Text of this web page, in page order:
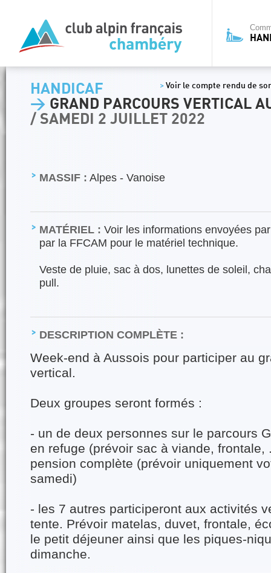
> Voir le compte rendu de
HANDICAF
> GRAND PARCOURS VERTICAL
/ SAMEDI 2 JUILLET 2022
MASSIF : Alpes - Vanoise
MATÉRIEL : Voir les informations envoyées
par la FFCAM pour le matériel technique.
Veste de pluie, sac à dos, lunettes de soleil,
pull.
DESCRIPTION COMPLÈTE :
Week-end à Aussois pour participer au
vertical.
Deux groupes seront formés :
- un de deux personnes sur le parcours
en refuge (prévoir sac à viande, frontale,
pension complète (prévoir uniquement
samedi)
- les 7 autres participeront aux activités
tente. Prévoir matelas, duvet, frontale,
le petit déjeuner ainsi que les piques-
dimanche.